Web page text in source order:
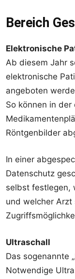
Bereich
Elektronische
Ab diesem Jahr
elektronische
angeboten
So können in
Röntgenbilder
In einer
Datenschutz
selbst festlegen,
und welcher Arzt
Ultraschall
Das sogenannte
Notwendige